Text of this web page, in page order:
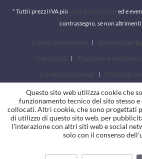
* Tutti i prezzi IVA più
ed e
contrassegno, se non
Questo sito web utilizza cookie che
funzionamento tecnico del sito stesso e
collocati. Altri cookie, che sono progettati
di utilizzo di questo sito web, per
l'interazione con altri siti web e social
solo con il consenso